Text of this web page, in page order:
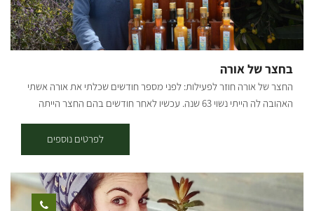
בחצר של אורה
החצר של אורה חוזר לפעילות: לפני מספר חודשים שכלתי את אורה אשתי
האהובה לה הייתי נשוי 63 שנה. עכשיו לאחר חודשים בהם החצר הייתה
אנשים בחיוך ובאהבה. אני שמח לפתוח את החצר ולקבל מבקרים לקבוצות
קטנות ומשפחות בין 4-20 אנשים. הפעילות כוללת: סיור ייחודי מודרך
בבוסתן של 120 עצי פרי מ-80 זנים של פירות אקזוטיים. בליווי סיפור
שורשים אישי ומרתק וסיפור ראשית ההתיישבות בנגב.. * טעמי המטבח
התימני מעשי ידיה של אורה, אותם טעמו אלפי מבקרים לא יוגשו עוד לצערי
לפרטים נוספים